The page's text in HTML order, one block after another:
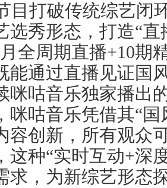
目打破传统综艺闭
选秀形态，打造“直
全周期直播+10期
能通过直播见证国
咪咕音乐独家播出
咪咕音乐凭借其“国
容创新 ，所有观众
这种“实时互动+深
求，为新综艺形态